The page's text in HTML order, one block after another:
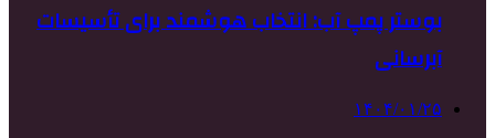
بوستر پمپ آب: انتخاب هوشمند برای تأسیسات
آبرسانی
۱۴۰۴/۰۱/۲۵